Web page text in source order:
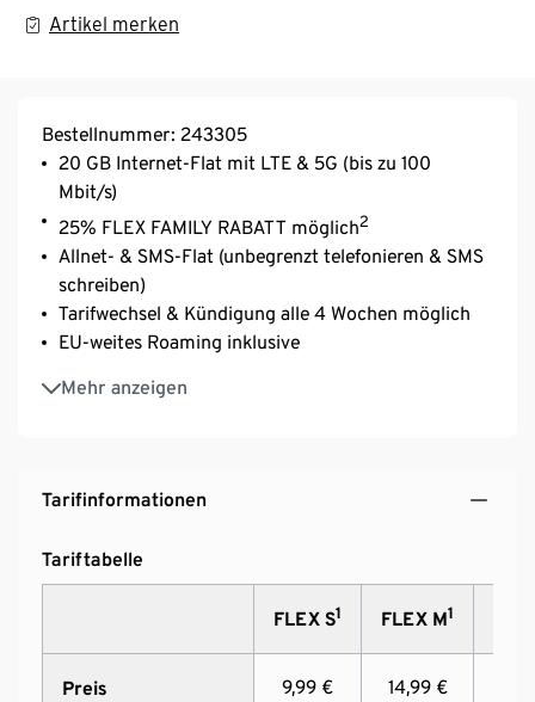
Artikel merken
Bestellnummer: 243305
20 GB Internet-Flat mit LTE & 5G (bis zu 100
Mbit/s)
25% FLEX FAMILY RABATT möglich2
Allnet- & SMS-Flat (unbegrenzt telefonieren & SMS
schreiben)
Tarifwechsel & Kündigung alle 4 Wochen möglich
EU-weites Roaming inklusive
Mehr anzeigen
Ohne Anschlussgebühr
Smartphone-Tarif inkl. SIM-Karte von Tchibo
Tarifinformationen
Tariftabelle
FLEX S1 FLEX M1
Preis 9,99 € 14,99 €